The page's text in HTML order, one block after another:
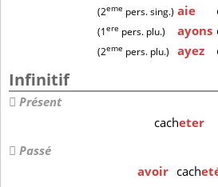
(2eme pers. sing.) aie
(1ere pers. plu.) ayons
(2eme pers. plu.) ayez
Infinitif
Présent
cacheter
Passé
avoir cach